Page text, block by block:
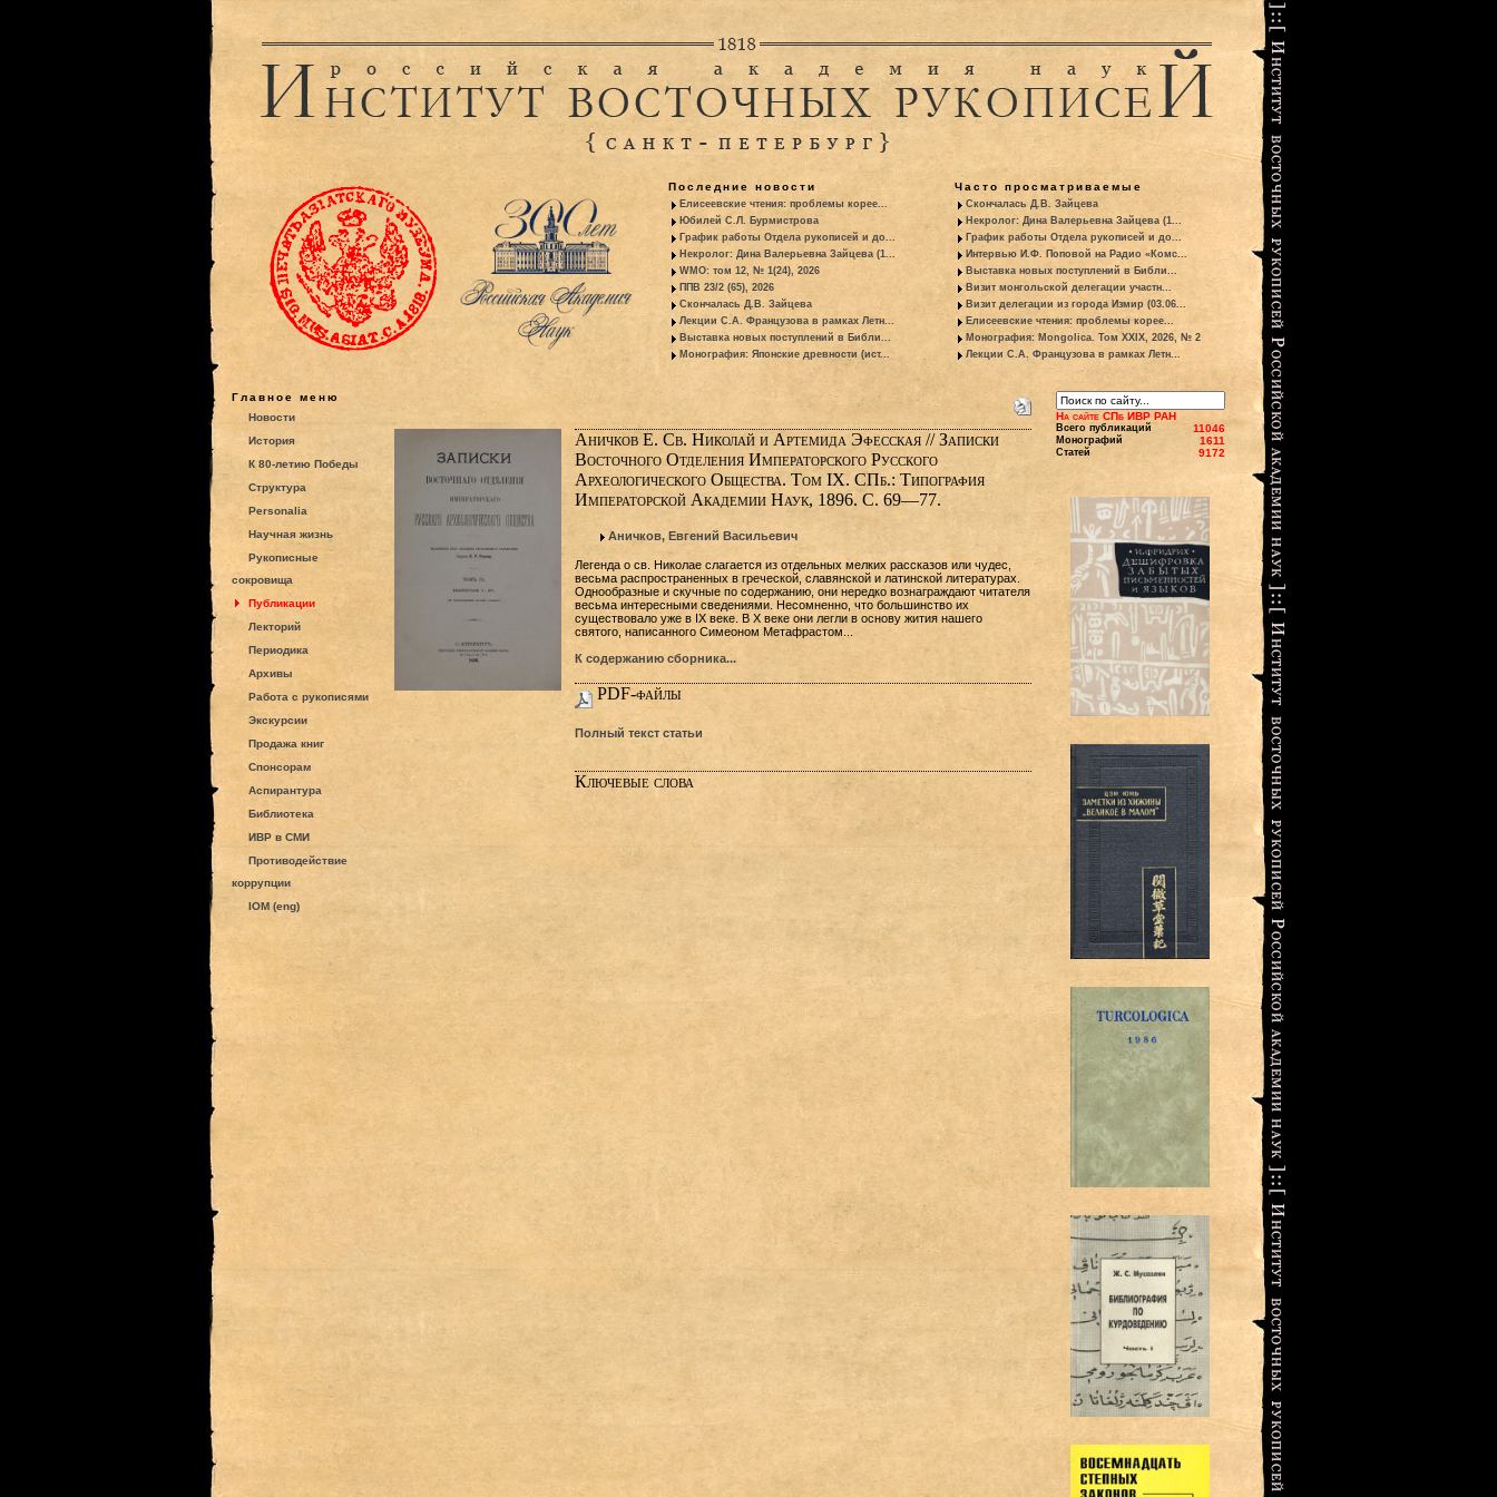
Последние новости
Елисеевские чтения: проблемы корее...
Юбилей С.Л. Бурмистрова
График работы Отдела рукописей и до...
Некролог: Дина Валерьевна Зайцева (1...
WMO: том 12, № 1(24), 2026
ППВ 23/2 (65), 2026
Скончалась Д.В. Зайцева
Лекции С.А. Французова в рамках Летн...
Выставка новых поступлений в Библи...
Монография: Японские древности (ист...
Часто просматриваемые
Скончалась Д.В. Зайцева
Некролог: Дина Валерьевна Зайцева (1...
График работы Отдела рукописей и до...
Интервью И.Ф. Поповой на Радио «Комс...
Выставка новых поступлений в Библи...
Визит монгольской делегации участн...
Визит делегации из города Измир (03.06...
Елисеевские чтения: проблемы корее...
Монография: Mongolica. Том XXIX, 2026, № 2
Лекции С.А. Французова в рамках Летн...
Главное меню
Новости
История
К 80-летию Победы
Структура
Personalia
Научная жизнь
Рукописные
сокровища
Публикации
Лекторий
Периодика
Архивы
Работа с рукописями
Экскурсии
Продажа книг
Спонсорам
Аспирантура
Библиотека
ИВР в СМИ
Противодействие
коррупции
IOM (eng)
Аничков Е. Св. Николай и Артемида Эфесская // Записки
Восточного Отделения Императорского Русского
Археологического Общества. Том IX. СПб.: Типография
Императорской Академии Наук, 1896. С. 69—77.
Аничков, Евгений Васильевич
Легенда о св. Николае слагается из отдельных мелких рассказов или чудес,
весьма распространенных в греческой, славянской и латинской литературах.
Однообразные и скучные по содержанию, они нередко вознаграждают читателя
весьма интересными сведениями. Несомненно, что большинство их
существовало уже в IX веке. В X веке они легли в основу жития нашего
святого, написанного Симеоном Метафрастом...
К содержанию сборника...
PDF-файлы
Полный текст статьи
Ключевые слова
На сайте СПб ИВР РАН
Всего публикаций 11046
Монографий 1611
Статей 9172